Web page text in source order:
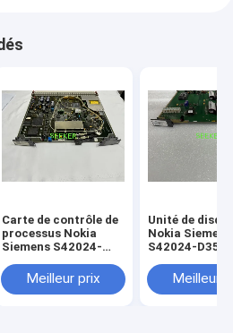
Carte de contrôle de
processus Nokia
Siemens S42024-
Meilleur prix
Unité de
Nokia
S42024-
le SMA4Meilleur